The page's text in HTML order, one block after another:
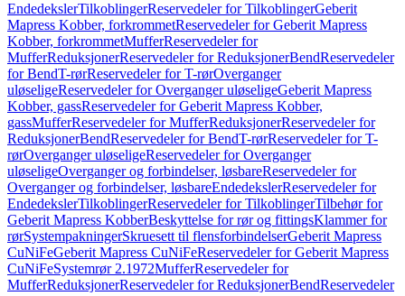
EndedekslerTilkoblingerReservedeler for TilkoblingerGeberit
Mapress Kobber, forkrommetReservedeler for Geberit Mapress
Kobber, forkrommetMufferReservedeler for
MufferReduksjonerReservedeler for ReduksjonerBendReservedeler
for BendT-rørReservedeler for T-rørOverganger
uløseligeReservedeler for Overganger uløseligeGeberit Mapress
Kobber, gassReservedeler for Geberit Mapress Kobber,
gassMufferReservedeler for MufferReduksjonerReservedeler for
ReduksjonerBendReservedeler for BendT-rørReservedeler for T-
rørOverganger uløseligeReservedeler for Overganger
uløseligeOverganger og forbindelser, løsbareReservedeler for
Overganger og forbindelser, løsbareEndedekslerReservedeler for
EndedekslerTilkoblingerReservedeler for TilkoblingerTilbehør for
Geberit Mapress KobberBeskyttelse for rør og fittingsKlammer for
rørSystempakningerSkruesett til flensforbindelserGeberit Mapress
CuNiFeGeberit Mapress CuNiFeReservedeler for Geberit Mapress
CuNiFeSystemrør 2.1972MufferReservedeler for
MufferReduksjonerReservedeler for ReduksjonerBendReservedeler